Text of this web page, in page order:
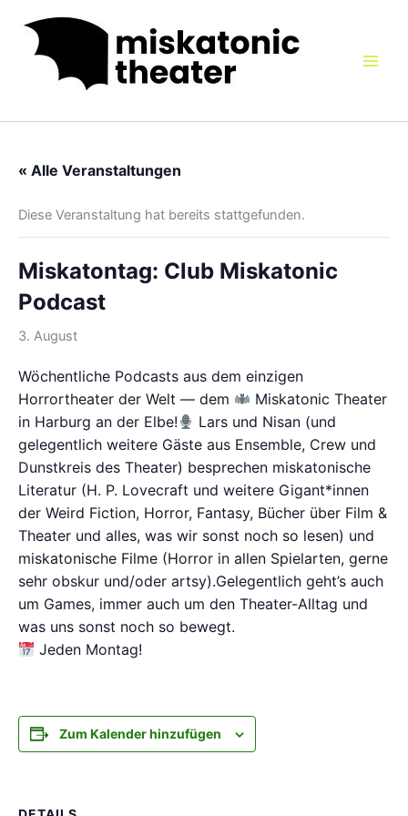
Inhalt
springen
« Alle Veranstaltungen
Diese Veranstaltung hat bereits stattgefunden.
Miskatontag: Club Miskatonic
Podcast
3. August
Wöchentliche Podcasts aus dem einzigen
Horrortheater der Welt — dem
Miskatonic Theater
in Harburg an der Elbe!
Lars und Nisan (und
gelegentlich weitere Gäste aus Ensemble, Crew und
Dunstkreis des Theater) besprechen miskatonische
Literatur (H. P. Lovecraft und weitere Gigant*innen
der Weird Fiction, Horror, Fantasy, Bücher über Film &
Theater und alles, was wir sonst noch so lesen) und
miskatonische Filme (Horror in allen Spielarten, gerne
sehr obskur und/oder artsy).Gelegentlich geht’s auch
um Games, immer auch um den Theater-Alltag und
was uns sonst noch so bewegt.
Jeden Montag!
Zum Kalender hinzufügen